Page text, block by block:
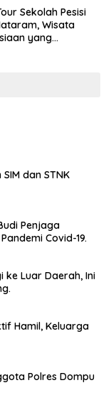
Sekolah Pesisi
Wisata
yang
dan STNK
Penjaga
Covid-19.
ke Luar Daerah, Ini
Hamil, Keluarga
Polres Dompu